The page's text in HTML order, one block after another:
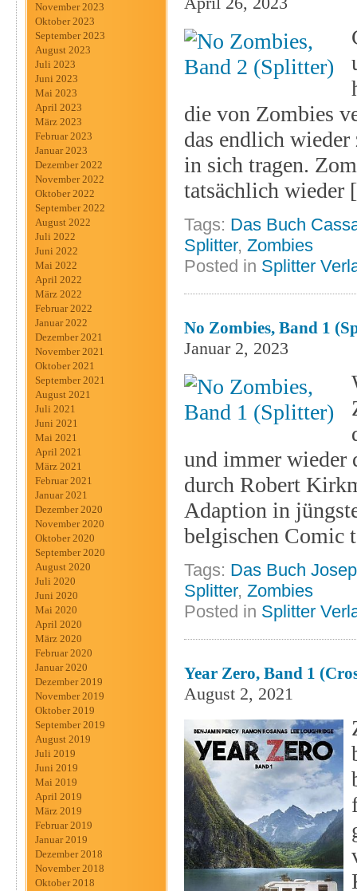
November 2023
Oktober 2023
September 2023
August 2023
Juli 2023
Juni 2023
Mai 2023
April 2023
März 2023
Februar 2023
Januar 2023
Dezember 2022
November 2022
Oktober 2022
September 2022
August 2022
Juli 2022
Juni 2022
Mai 2022
April 2022
März 2022
Februar 2022
Januar 2022
Dezember 2021
November 2021
Oktober 2021
September 2021
August 2021
Juli 2021
Juni 2021
Mai 2021
April 2021
März 2021
Februar 2021
Januar 2021
Dezember 2020
November 2020
Oktober 2020
September 2020
August 2020
Juli 2020
Juni 2020
Mai 2020
April 2020
März 2020
Februar 2020
Januar 2020
Dezember 2019
November 2019
Oktober 2019
September 2019
August 2019
Juli 2019
Juni 2019
Mai 2019
April 2019
März 2019
Februar 2019
Januar 2019
Dezember 2018
November 2018
Oktober 2018
die von Zombies
das endlich
in sich tragen.
tatsächlich
Tags: Das Buch
Splitter, Zombies
Posted in Splitter
No Zombies, Band 1
Januar 2, 2023
und immer wieder
durch Robert
Adaption in
belgischen
Tags: Das Buch
Splitter, Zombies
Posted in Splitter
Year Zero, Band 1
August 2, 2021